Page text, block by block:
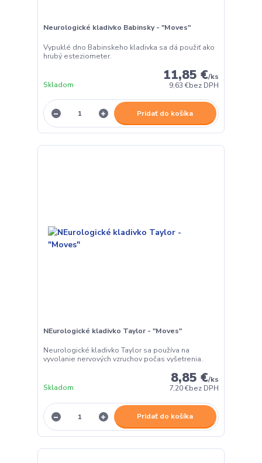
Neurologické kladivko Babinsky - "Moves"
Vypuklé dno Babinskeho kladivka sa dá použiť ako
hrubý esteziometer.
11,85 €/ks
9,63 €bez DPH
Skladom
Pridať do košíka
NEurologické kladivko Taylor - "Moves"
Neurologické kladivko Taylor sa používa na
vyvolanie nervových vzruchov počas vyšetrenia.
8,85 €/ks
7,20 €bez DPH
Skladom
Pridať do košíka